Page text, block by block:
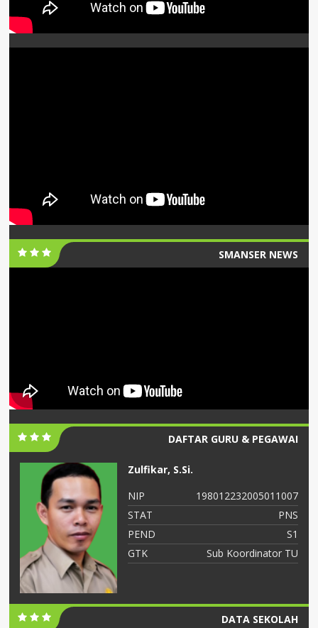
SMANSER NEWS
DAFTAR GURU & PEGAWAI
Zulfikar, S.Si.
NIP
198012232005011007
STAT
PNS
PEND
S1
GTK
Sub Koordinator TU
DATA SEKOLAH